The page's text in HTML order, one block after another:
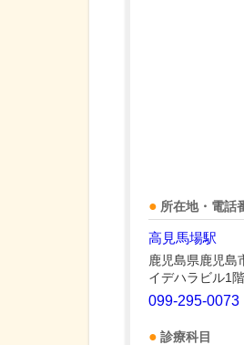
所在地・電話
高見馬場駅
鹿児島県鹿児島
イデハラビル1階
099-295-0073
診療科目